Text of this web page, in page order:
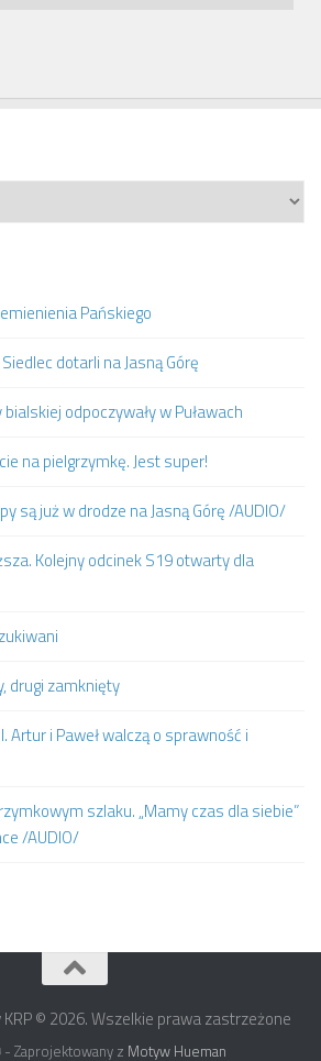
Pańskiego
dotarli na Jasną Górę
odpoczywały w Puławach
na pielgrzymkę. Jest super!
są już w drodze na Jasną Górę /AUDIO/
Kolejny odcinek S19 otwarty dla
drugi zamknięty
Artur i Paweł walczą o sprawność i
szlaku. „Mamy czas dla siebie”
/AUDIO/
© 2026. Wszelkie prawa zastrzeżone
- Zaprojektowany z Motyw Hueman